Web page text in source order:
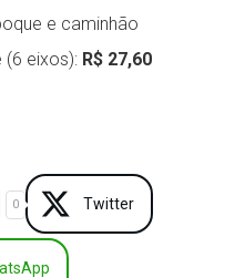
e caminhão
(6 eixos): R$ 27,60
0 Twitter